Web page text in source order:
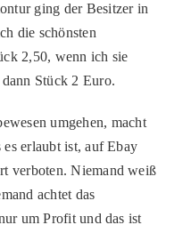
ging der Besitzer in
die schönsten
2,50, wenn ich sie
Stück 2 Euro.
umgehen, macht
erlaubt ist, auf Ebay
verboten. Niemand weiß
achtet das
um Profit und das ist